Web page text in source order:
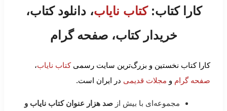
کارا کتاب:کتاب نایاب، دانلود کتاب،
خریدار کتاب، صفحه گرام
کارا کتاب نخستین و بزرگ‌ترین سایت رسمیکتاب نایاب،
صفحه گرام و مجلات قدیمی در ایران است.
مجموعه‌ای با بیش از صد هزار عنوان کتاب نایاب و